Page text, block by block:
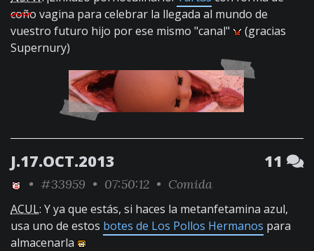
coño vagina para celebrar la llegada al mundo de
vuestro futuro hijo por ese mismo "canal"
(gracias
Supernury)
J.17.OCT.2013 11
• #33959 • 07:50:12 • Comida
ACUL: Y ya que estás, si haces la metanfetamina azul,
usa uno de estos botes de Los Pollos Hermanos para
almacenarla